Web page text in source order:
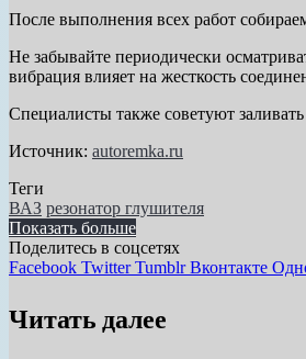
После выполнения всех работ
Не забывайте периодически
вибрация влияет на жесткость
Специалисты также советуют
Источник: autoremka.ru
Теги
ВАЗ резонатор глушителя
Показать больше
Поделитесь в соцсетях
Facebook Twitter Tumblr Вконтакте
Читать далее